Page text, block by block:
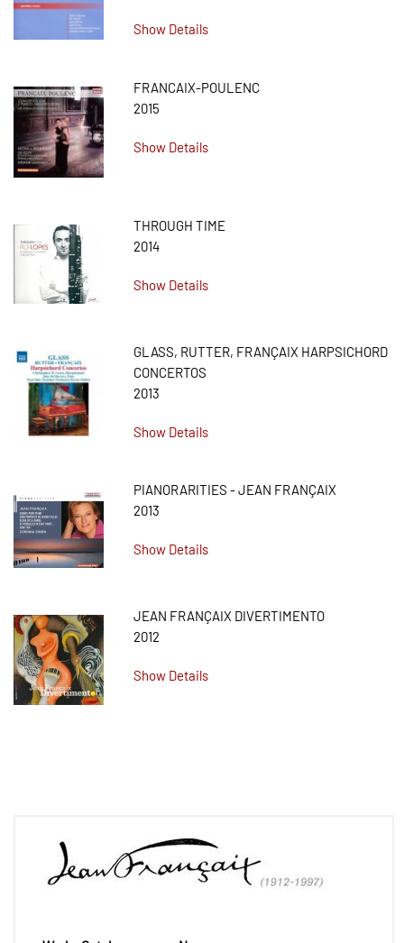
Show Details
FRANCAIX-POULENC
2015
Show Details
THROUGH TIME
2014
Show Details
GLASS, RUTTER, FRANÇAIX HARPSICHORD
CONCERTOS
2013
Show Details
PIANORARITIES - JEAN FRANÇAIX
2013
Show Details
JEAN FRANÇAIX DIVERTIMENTO
2012
Show Details